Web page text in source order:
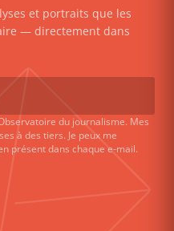
et portraits que les
— directement dans
du journalisme. Mes
à des tiers. Je peux me
présent dans chaque e-mail.